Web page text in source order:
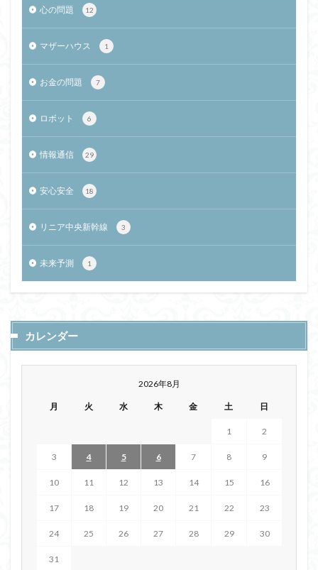
心の問題 12
マザーハウス 1
お金の問題 7
ロボット 6
情報通信 29
安心安全 18
リニア中央新幹線 3
未来予測 1
カレンダー
2026年8月
月 火 水 木 金 土 日
1 2
3 4 5 6 7 8 9
10 11 12 13 14 15 16
17 18 19 20 21 22 23
24 25 26 27 28 29 30
31